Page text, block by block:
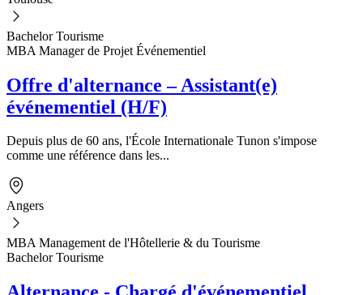
Bachelor Tourisme
MBA Manager de Projet Événementiel
Offre d'alternance – Assistant(e)
événementiel (H/F)
Depuis plus de 60 ans, l'École Internationale Tunon s'impose
comme une référence dans les...
Angers
MBA Management de l'Hôtellerie & du Tourisme
Bachelor Tourisme